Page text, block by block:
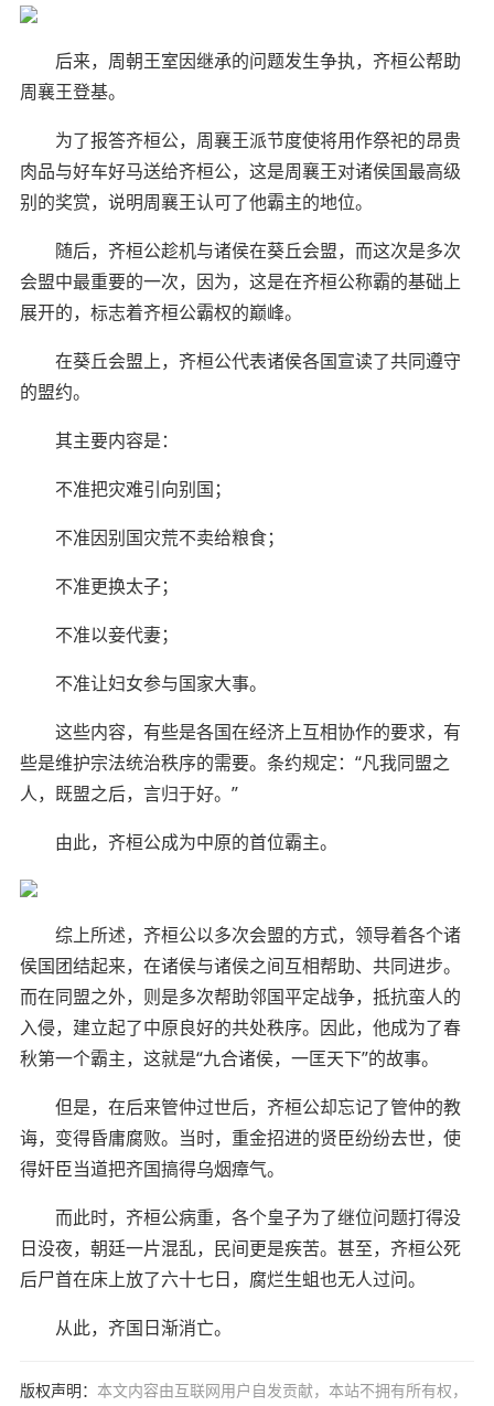
后来，周朝王室因继承的问题发生争执，齐桓公帮助
周襄王登基。
为了报答齐桓公，周襄王派节度使将用作祭祀的昂贵
肉品与好车好马送给齐桓公，这是周襄王对诸侯国最高级
别的奖赏，说明周襄王认可了他霸主的地位。
随后，齐桓公趁机与诸侯在葵丘会盟，而这次是多次
会盟中最重要的一次，因为，这是在齐桓公称霸的基础上
展开的，标志着齐桓公霸权的巅峰。
在葵丘会盟上，齐桓公代表诸侯各国宣读了共同遵守
的盟约。
其主要内容是：
不准把灾难引向别国；
不准因别国灾荒不卖给粮食；
不准更换太子；
不准以妾代妻；
不准让妇女参与国家大事。
这些内容，有些是各国在经济上互相协作的要求，有
些是维护宗法统治秩序的需要。条约规定：“凡我同盟之
人，既盟之后，言归于好。”
由此，齐桓公成为中原的首位霸主。
综上所述，齐桓公以多次会盟的方式，领导着各个诸
侯国团结起来，在诸侯与诸侯之间互相帮助、共同进步。
而在同盟之外，则是多次帮助邻国平定战争，抵抗蛮人的
入侵，建立起了中原良好的共处秩序。因此，他成为了春
秋第一个霸主，这就是“九合诸侯，一匡天下”的故事。
但是，在后来管仲过世后，齐桓公却忘记了管仲的教
诲，变得昏庸腐败。当时，重金招进的贤臣纷纷去世，使
得奸臣当道把齐国搞得乌烟瘴气。
而此时，齐桓公病重，各个皇子为了继位问题打得没
日没夜，朝廷一片混乱，民间更是疾苦。甚至，齐桓公死
后尸首在床上放了六十七日，腐烂生蛆也无人过问。
从此，齐国日渐消亡。
版权声明： 本文内容由互联网用户自发贡献，本站不拥有所有权，